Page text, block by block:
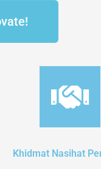
Khidmat Nasihat